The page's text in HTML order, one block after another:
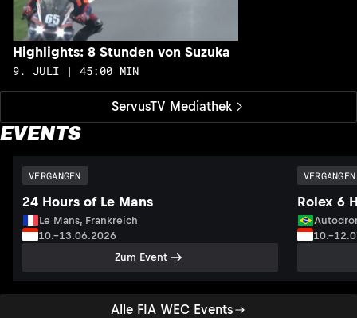
ServusTV Mediathek
Highlights: 8 Stunden von Suzuka
9. JULI | 45:00 MIN
EVENTS
Alle FIA WEC Events
VERGANGEN
24 Hours of Le Mans
Le Mans, Frankreich
10.–13.06.2026
Zum Event
VERGANGEN
Rolex 6